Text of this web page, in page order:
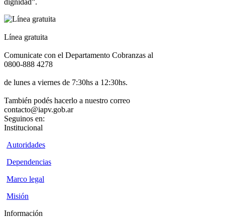
Línea gratuita
Comunicate con el Departamento Cobranzas al
0800-888 4278
de lunes a viernes de 7:30hs a 12:30hs.
También podés hacerlo a nuestro correo
contacto@iapv.gob.ar
Seguinos en:
Institucional
Autoridades
Dependencias
Marco legal
Misión
Información